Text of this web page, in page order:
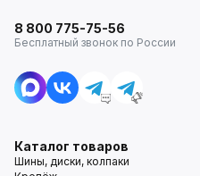
8 800 775-75-56
Бесплатный звонок по России
Каталог товаров
Шины, диски, колпаки